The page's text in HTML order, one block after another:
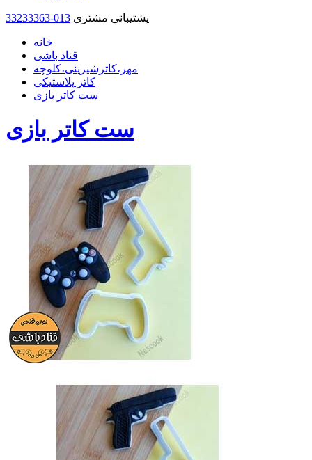
33233363-013 پشتیبانی مشتری
خانه
قناد باشی
مهر،کاترشیرینی،کلوچه
کاتر پلاستیکی
ست کاتر بازی
ست کاتر بازی